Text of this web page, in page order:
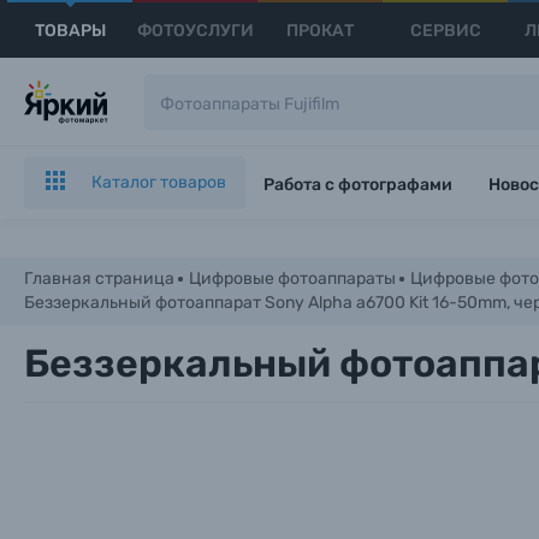
ТОВАРЫ ФОТОУСЛУГИ ПРОКАТ СЕРВИС
Каталог товаров Работа с фотографами
Главная страница Цифровые фотоаппараты
Цифровые
Беззеркальный фотоаппарат Sony Alpha a6700 Kit 16-50mm,
Беззеркальный